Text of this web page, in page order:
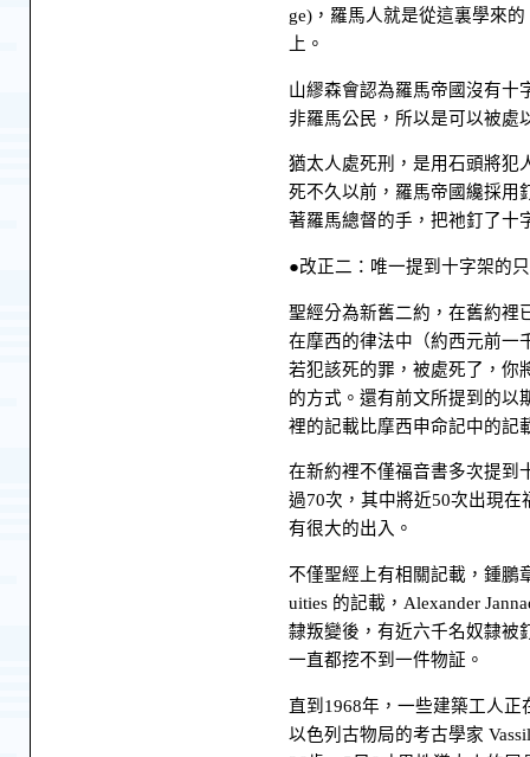
ge)，羅馬人就是從這裏學來
上。
山繆森會認為羅馬帝國沒有十
非羅馬公民，所以是可以被處
猶太人處死刑，是用石頭將犯
死不久以前，羅馬帝國纔採用
著羅馬總督的手，把祂釘了十
●改正二：唯一提到十字架的
聖經分為新舊二約，在舊約裡
在摩西的律法中（約西元前一
若犯該死的罪，被處死了，你
的方式。還有前文所提到的
裡的記載比摩西申命記中的記
在新約裡不僅福音書多次提到
過70次，其中將近50次出現
有很大的出入。
不僅聖經上有相關記載，鍾鵬
uities 的記載，Alexander
隸叛變後，有近六千名奴隸被
一直都挖不到一件物証。
直到1968年，一些建築工人
以色列古物局的考古學家